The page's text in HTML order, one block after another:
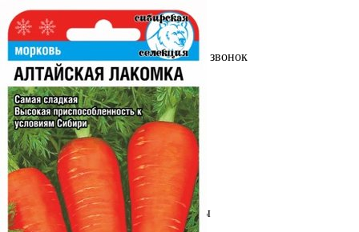
Выберите город
Обратный звонокЗаказать обратный звонок
Каталог
Семена
Грунты
Газонные травы, сидераты
Горшки, рассадники, аксессуары